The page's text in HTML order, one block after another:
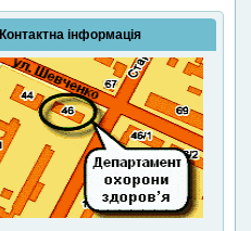
Контактна інформація